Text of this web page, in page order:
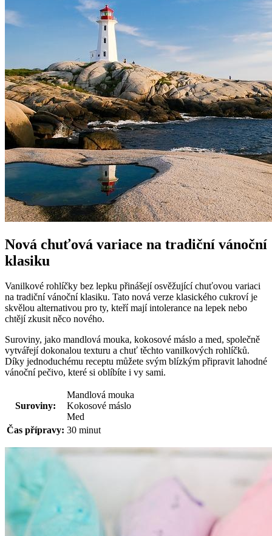
Nová chuťová variace na tradiční vánoční
klasiku
Vanilkové rohlíčky bez lepku přinášejí osvěžující chuťovou variaci
na tradiční vánoční klasiku. Tato nová verze klasického cukroví je
skvělou alternativou pro ty, kteří mají intolerance na lepek nebo
chtějí zkusit něco nového.
Suroviny, jako mandlová mouka, kokosové máslo a med, společně
vytvářejí dokonalou texturu a chuť těchto vanilkových rohlíčků.
Díky jednoduchému receptu můžete svým blízkým připravit lahodné
vánoční pečivo, které si oblíbíte i vy sami.
Suroviny:
Mandlová mouka
Kokosové máslo
Med
Čas přípravy: 30 minut